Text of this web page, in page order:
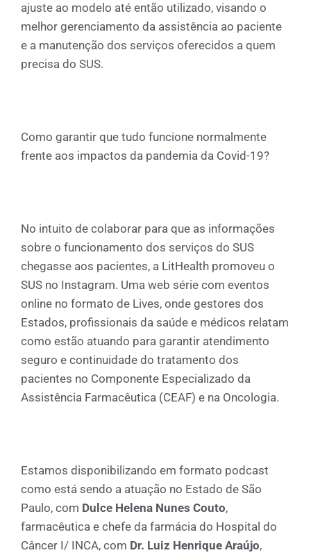
ajuste ao modelo até então utilizado, visando o
melhor gerenciamento da assistência ao paciente
e a manutenção dos serviços oferecidos a quem
precisa do SUS.
Como garantir que tudo funcione normalmente
frente aos impactos da pandemia da Covid-19?
No intuito de colaborar para que as informações
sobre o funcionamento dos serviços do SUS
chegasse aos pacientes, a LitHealth promoveu o
SUS no Instagram. Uma web série com eventos
online no formato de Lives, onde gestores dos
Estados, profissionais da saúde e médicos relatam
como estão atuando para garantir atendimento
seguro e continuidade do tratamento dos
pacientes no Componente Especializado da
Assistência Farmacêutica (CEAF) e na Oncologia.
Estamos disponibilizando em formato podcast
como está sendo a atuação no Estado de São
Paulo, com Dulce Helena Nunes Couto,
farmacêutica e chefe da farmácia do Hospital do
Câncer I/ INCA, com Dr. Luiz Henrique Araújo,